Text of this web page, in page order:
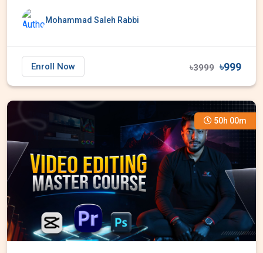
Mohammad Saleh Rabbi
Enroll Now ৳3999 ৳999
50h 00m